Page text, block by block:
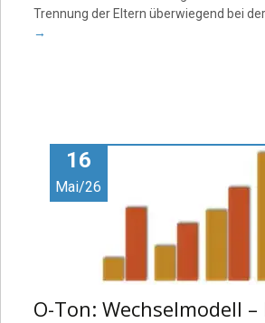
Trennung der Eltern überwiegend bei
→
16
Mai/26
O-Ton: Wechselmodell